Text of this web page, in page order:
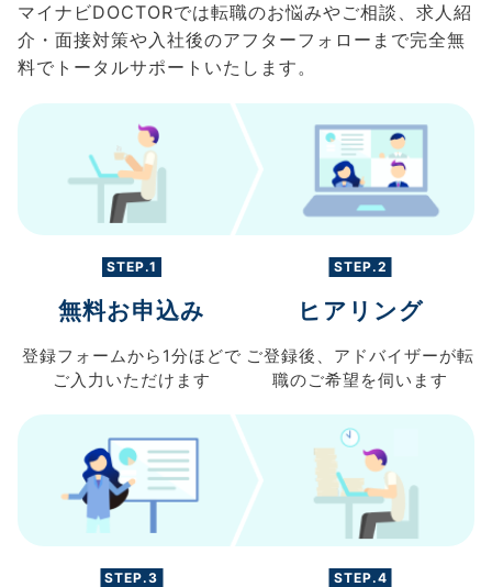
マイナビDOCTORでは転職のお悩みやご相談、求人紹
介・面接対策や入社後のアフターフォローまで完全無
料でトータルサポートいたします。
STEP.1
無料お申込み
登録フォームから 1分ほどで
ご入力 いただけます
STEP.2
ヒアリング
ご登録後、 アドバイザーが転
職のご希望を伺います
STEP.3 STEP.4